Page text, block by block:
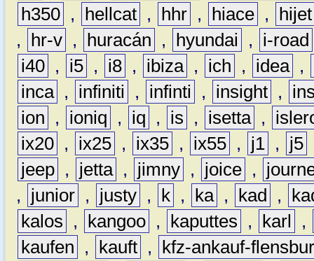
h350 , hellcat , hhr , hiace ,
hijet
,
hr-v , huracán , hyundai ,
i-road
i40 , i5 , i8 , ibiza , ich , idea ,
inca , infiniti , infinti , insight ,
ion
, ioniq , iq , is , isetta ,
ix20 , ix25 , ix35 , ix55 , j1 , j5
jeep , jetta , jimny , joice ,
,
junior , justy , k , ka , kad ,
kalos
, kangoo , kaputtes , karl
,
kaufen
, kauft ,
kfz-ankauf-